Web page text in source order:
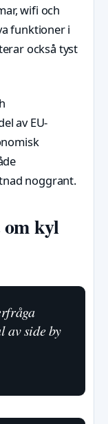
wifi och
funktioner i
också tyst
av EU-
noggrant.
kyl
av side by